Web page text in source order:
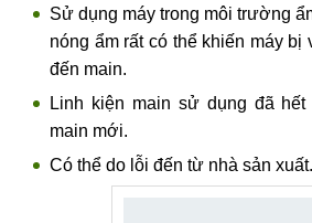
Sử dụng máy trong môi trường
nóng ẩm rất có thể khiến máy
đến main.
Linh kiện main sử dụng đã
main mới.
Có thể do lỗi đến từ nhà sản xuất.